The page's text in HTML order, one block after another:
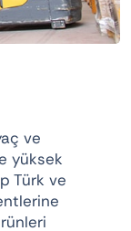
ve
yüksek
Türk ve